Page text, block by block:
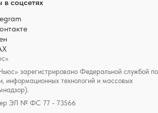
зарегистрировано Федеральной службой по
информационных технологий и массовых
ЭЛ № ФС 77 - 73566
соцсетях